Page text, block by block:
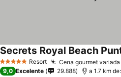
5 Estrellas Resort Cena gourmet
Secrets Royal Beach
9,0 Excelente 29.888 a 1.7 km